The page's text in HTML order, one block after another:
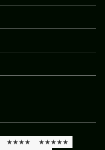
★★★★
★★★★★